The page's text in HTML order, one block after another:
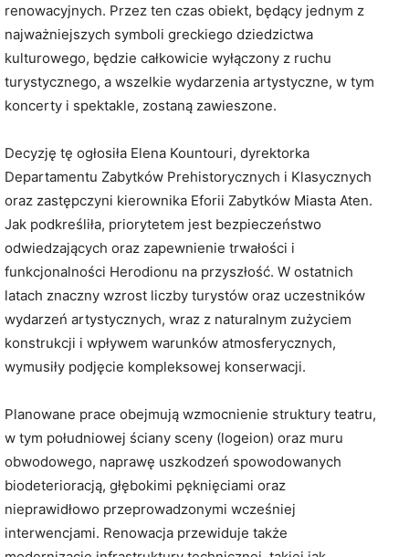
renowacyjnych. Przez ten czas obiekt, będący jednym z
najważniejszych symboli greckiego dziedzictwa
kulturowego, będzie całkowicie wyłączony z ruchu
turystycznego, a wszelkie wydarzenia artystyczne, w tym
koncerty i spektakle, zostaną zawieszone.
Decyzję tę ogłosiła Elena Kountouri, dyrektorka
Departamentu Zabytków Prehistorycznych i Klasycznych
oraz zastępczyni kierownika Eforii Zabytków Miasta Aten.
Jak podkreśliła, priorytetem jest bezpieczeństwo
odwiedzających oraz zapewnienie trwałości i
funkcjonalności Herodionu na przyszłość. W ostatnich
latach znaczny wzrost liczby turystów oraz uczestników
wydarzeń artystycznych, wraz z naturalnym zużyciem
konstrukcji i wpływem warunków atmosferycznych,
wymusiły podjęcie kompleksowej konserwacji.
Planowane prace obejmują wzmocnienie struktury teatru,
w tym południowej ściany sceny (logeion) oraz muru
obwodowego, naprawę uszkodzeń spowodowanych
biodeterioracją, głębokimi pęknięciami oraz
nieprawidłowo przeprowadzonymi wcześniej
interwencjami. Renowacja przewiduje także